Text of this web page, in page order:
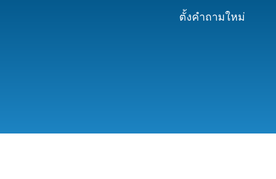
ตั้งคำถามใหม่